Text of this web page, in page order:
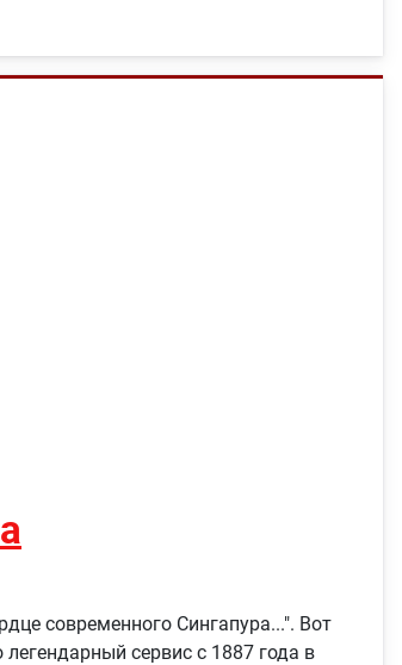
современного Сингапура...". Вот
сервис с 1887 года в